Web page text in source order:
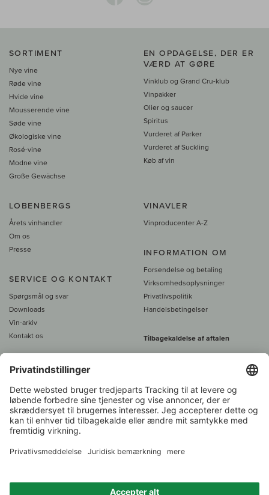
SORTIMENT
Nye vine
Røde vine
Hvide vine
Mousserende vine
Søde vine
Økologiske vine
Rosé-vine
Modne vine
Große Gewächse
EN OPDAGELSE, DER ER
VÆRD AT GØRE
Vinklub og Grand Cru-klub
Vinpakker
Olier og saucer
Spiritus
Vurderet af Parker
Vurderet af Suckling
Køb af vin
LOBENBERGS
Årets vinhandler
Om os
Presse
SERVICE OG KONTAKT
Spørgsmål og svar
Downloads
Vin-arkiv
Kontakt os
VINAVLER
Vinproducenter A-Z
INFORMATION OM
Forsendelse og betaling
Virksomhedsoplysninger
Privatlivspolitik
Handelsbetingelser
Tilbagekaldelse af aftalen
Alle priser er inkl. moms, plus 39
450 DKK gratis fragt
Kundeservice:
1.000 vinavlere –
Vinhandler